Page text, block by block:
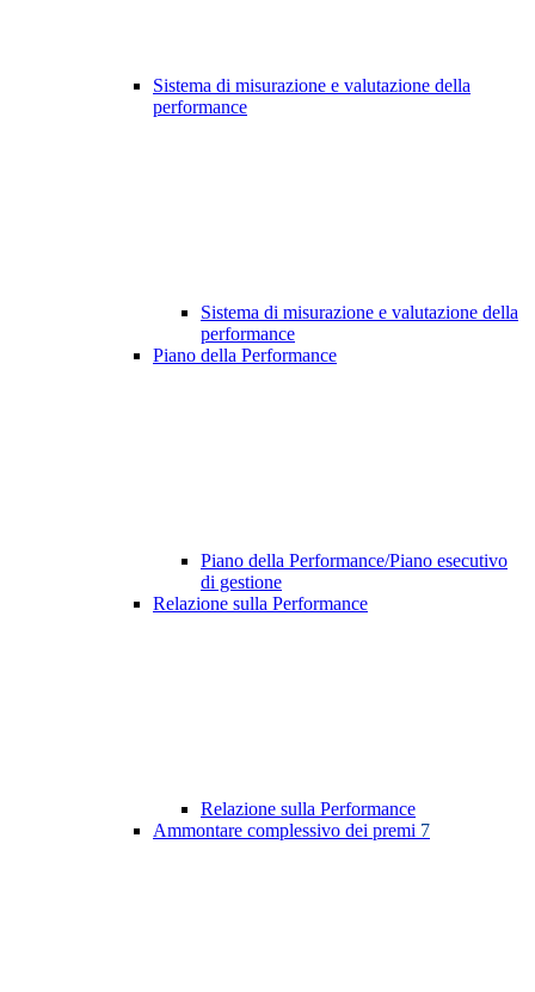
Sistema di misurazione e valutazione della
performance
Sistema di misurazione e valutazione della
performance
Piano della Performance
Piano della Performance/Piano esecutivo
di gestione
Relazione sulla Performance
Relazione sulla Performance
Ammontare complessivo dei premi 7